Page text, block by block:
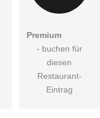
Premium
- buchen für
diesen
Restaurant-
Eintrag